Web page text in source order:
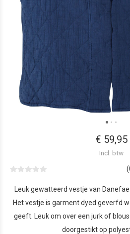
€ 59,95
Incl. btw
Leuk gewatteerd vestje van
Het vestje is garment dyed geverfd
geeft. Leuk om over een jurk of
doorgestikt op